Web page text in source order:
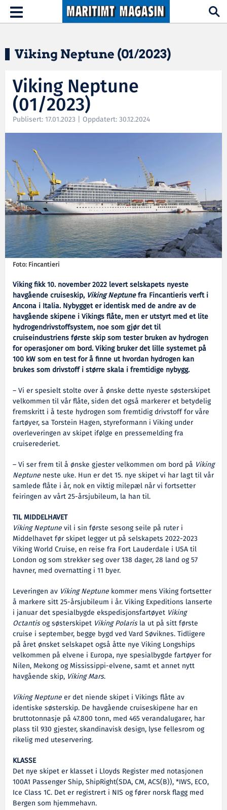
Hopp til hovedinnhold
Toggle
navigation
Viking Neptune (01/2023)
Viking Neptune
(01/2023)
Publisert: 17.01.2023 | Oppdatert: 30.12.2024
Foto: Fincantieri
Viking fikk 10. november 2022 levert selskapets nyeste
havgående cruiseskip, Viking Neptunefra Fincantieris verft i
Ancona i Italia. Nybygget er identisk med de andre av de
havgående skipene i Vikings flåte, men er utstyrt med et lite
hydrogendrivstoffsystem, noe som gjør det til
cruiseindustriens første skip som tester bruken av hydrogen
for operasjoner om bord. Viking bruker det lille systemet på
100 kW som en test for å finne ut hvordan hydrogen kan
brukes som drivstoff i større skala i fremtidige nybygg.
– Vi er spesielt stolte over å ønske dette nyeste søsterskipet
velkommen til vår flåte, siden det også markerer et betydelig
fremskritt i å teste hydrogen som fremtidig drivstoff for våre
fartøyer, sa Torstein Hagen, styreformann i Viking under
overleveringen av skipet ifølge en pressemelding fra
cruiserederiet.
– Vi ser frem til å ønske gjester velkommen om bord på Viking
Neptune neste uke. Hun er det 15. nye skipet vi har lagt til vår
samlede flåte i år, nok en viktig milepæl når vi fortsetter
feiringen av vårt 25-årsjubileum, la han til.
TIL MIDDELHAVET
Viking Neptunevil i sin første sesong seile på ruter i
Middelhavet før skipet legger ut på selskapets 2022-2023
Viking World Cruise, en reise fra Fort Lauderdale i USA til
London og som strekker seg over 138 dager, 28 land og 57
havner, med overnatting i 11 byer.
Leveringen av Viking Neptune kommer mens Viking fortsetter
å markere sitt 25-årsjubileum i år. Viking Expeditions lanserte
i januar det spesialbygde ekspedisjonsfartøyet Viking
Octantisog søsterskipet Viking Polarisla ut på sitt første
cruise i september, begge bygd ved Vard Søviknes. Tidligere
på året ønsket selskapet også åtte nye Viking Longships
velkommen på elvene i Europa, nye spesialbygde fartøyer for
Nilen, Mekong og Mississippi-elvene, samt et annet nytt
havgående skip, Viking Mars.
Viking Neptuneer det niende skipet i Vikings flåte av
identiske søsterskip. De havgående cruiseskipene har en
bruttotonnasje på 47.800 tonn, med 465 verandalugarer, har
plass til 930 gjester, skandinavisk design, lyse fellesrom og
rikelig med uteservering.
KLASSE
Det nye skipet er klasset i Lloyds Register med notasjonen
100A1 Passenger Ship, ShipRight(SDA, CM, ACS(B)), *IWS, ECO,
Ice Class 1C. Det er registrert i NIS og fører norsk flagg med
Bergen som hjemmehavn.